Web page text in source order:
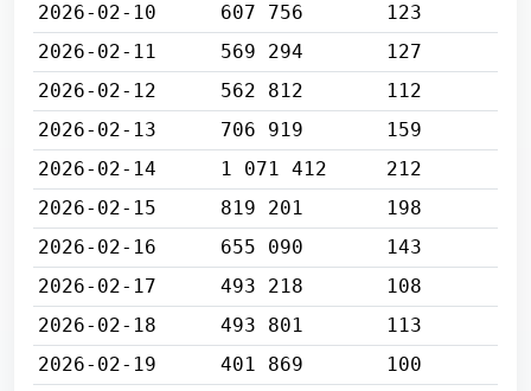
2026-02-10
607 756
123
2026-02-11
569 294
127
2026-02-12
562 812
112
2026-02-13
706 919
159
2026-02-14
1 071 412
212
2026-02-15
819 201
198
2026-02-16
655 090
143
2026-02-17
493 218
108
2026-02-18
493 801
113
2026-02-19
401 869
100